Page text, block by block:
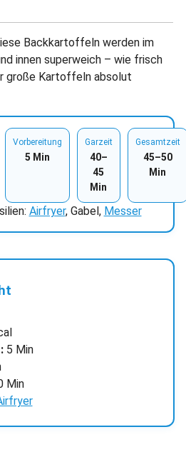
Backkartoffeln werden im
innen superweich – wie frisch
große Kartoffeln absolut
Vorbereitung
5 Min
Garzeit
40–
45
Min
Gesamtzeit
45–50
Min
Airfryer, Gabel, Messer
5 Min
Min